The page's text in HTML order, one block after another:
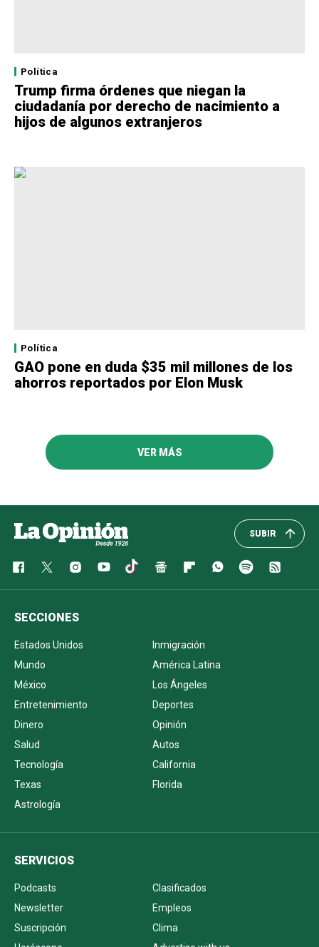
Política
Trump firma órdenes que niegan la
ciudadanía por derecho de nacimiento a
hijos de algunos extranjeros
Política
GAO pone en duda $35 mil millones de los
ahorros reportados por Elon Musk
VER MÁS
SUBIR
SECCIONES
Estados Unidos
Inmigración
Mundo
América Latina
México
Los Ángeles
Entretenimiento
Deportes
Dinero
Opinión
Salud
Autos
Tecnología
California
Texas
Florida
Astrología
SERVICIOS
Podcasts
Clasificados
Newsletter
Empleos
Suscripción
Clima